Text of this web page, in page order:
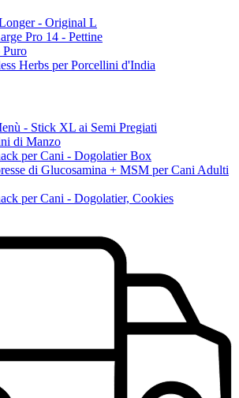
- Original L
Pro 14 - Pettine
Herbs per Porcellini d'India
- Stick XL ai Semi Pregiati
di Manzo
per Cani - Dogolatier Box
di Glucosamina + MSM per Cani Adulti
per Cani - Dogolatier, Cookies